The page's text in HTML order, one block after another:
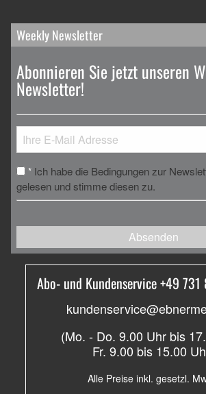
Weekly Newsletter
Abonnieren Sie jetzt unseren
Newsletter!
* Ich habe die Bedingungen zur
gelesen und stimme diesen zu.
Absenden
Abo- und Kundenservice +49
(Mo. - Do. 9.00 Uhr bis
Fr. 9.00 bis 15.00
Alle Preise inkl. gesetzl.